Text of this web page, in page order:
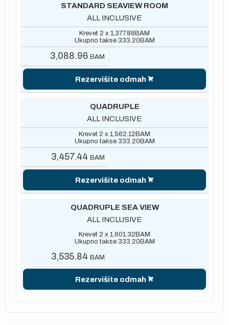
STANDARD SEAVIEW ROOM
ALL INCLUSIVE
Krevet 2 x 1,377.88 BAM
Ukupno takse 333.20 BAM
3,088.96 BAM
Rezervišite odmah
QUADRUPLE
ALL INCLUSIVE
Krevet 2 x 1,562.12 BAM
Ukupno takse 333.20 BAM
3,457.44 BAM
Rezervišite odmah
QUADRUPLE SEA VIEW
ALL INCLUSIVE
Krevet 2 x 1,601.32 BAM
Ukupno takse 333.20 BAM
3,535.84 BAM
Rezervišite odmah